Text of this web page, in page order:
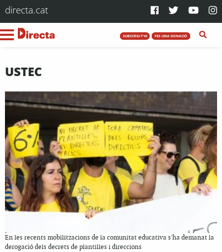
directa.cat
SUBSCRIU-T'HI FES UNA DONACIÓ
USTEC
En les recents mobilitzacions de la comunitat educativa s'ha demanat la
derogació dels decrets de plantilles i direccions